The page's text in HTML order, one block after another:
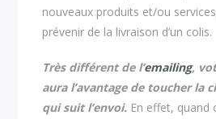
nouveaux produits et/ou
prévenir de la livraison d’un colis.
Très différent de l’emailing,
aura l’avantage de toucher la
qui suit l’envoi. En effet, quand